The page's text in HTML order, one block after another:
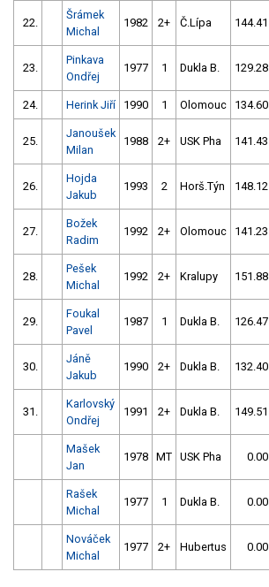
22.
Šrámek
Michal
1982 2+ Č.Lípa 144.41
23.
Pinkava
Ondřej
1977 1 Dukla B. 129.28
24. Herink Jiří 1990 1 Olomouc 134.60
25.
Janoušek
Milan
1988 2+ USK Pha 141.43
26.
Hojda
Jakub
1993 2 Horš.Týn 148.12
27.
Božek
Radim
1992 2+ Olomouc 141.23
28.
Pešek
Michal
1992 2+ Kralupy 151.88
29.
Foukal
Pavel
1987 1 Dukla B. 126.47
30.
Jáně
Jakub
1990 2+ Dukla B. 132.40
31.
Karlovský
Ondřej
1991 2+ Dukla B. 149.51
Mašek
Jan
1978 MT USK Pha 0.00
Rašek
Michal
1977 1 Dukla B. 0.00
Nováček
Michal
1977 2+ Hubertus 0.00